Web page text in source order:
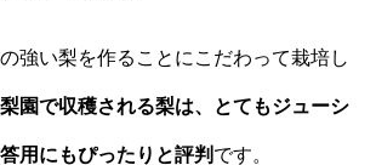
強い梨を作ることにこだわって栽培し
園で収穫される梨は、とてもジューシ
用にもぴったりと評判 です。